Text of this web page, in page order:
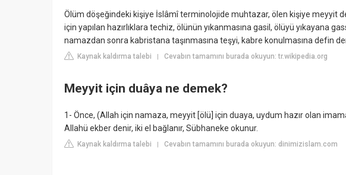
Ölüm döşeğindeki kişiye İslâmî terminolojide muhtazar, ölen kişiye meyyit
için yapılan hazırlıklara techiz, ölünün yıkanmasına gasil, ölüyü yıkayana
namazdan sonra kabristana taşınmasına teşyi, kabre konulmasına defin
Kaynak kaldırma talebi Cevabın tamamını burada okuyun: tr.wikipedia.org
Meyyit için duâya ne demek?
1- Önce, (Allah için namaza, meyyit [ölü] için duaya, uydum hazır olan
Allahü ekber denir, iki el bağlanır, Sübhaneke okunur.
Kaynak kaldırma talebi Cevabın tamamını burada okuyun: dinimizislam.com